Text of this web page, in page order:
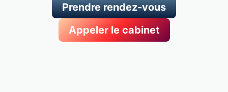
Prendre rendez-vous
Appeler le cabinet